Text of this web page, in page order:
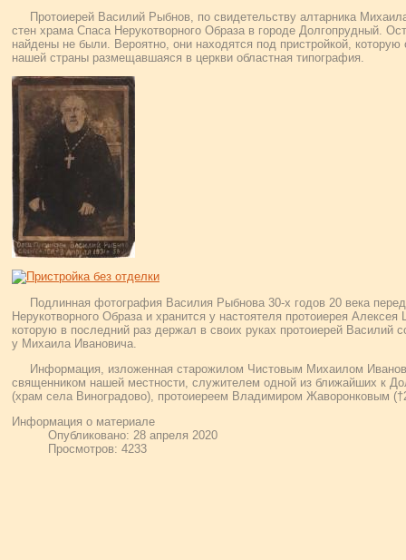
Протоиерей Василий Рыбнов, по свидетельству алтарника
стен храма Спаса Нерукотворного Образа в городе Долгопрудный.
найдены не были. Вероятно, они находятся под пристройкой,
нашей страны размещавшаяся в церкви областная типография.
Подлинная фотография Василия Рыбнова 30-х годов 20 века
Нерукотворного Образа и хранится у настоятеля протоиерея
которую в последний раз держал в своих руках протоиерей Василий
у Михаила Ивановича.
Информация, изложенная старожилом Чистовым Михаилом
священником нашей местности, служителем одной из ближайших к
(храм села Виноградово), протоиереем Владимиром Жаворонковым
Информация о материале
Опубликовано: 28 апреля 2020
Просмотров: 4233